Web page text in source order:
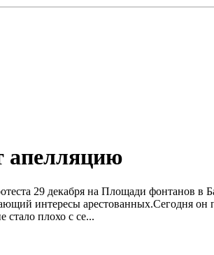
апелляцию
29 декабря на Площади фонтанов в
интересы арестованных.Сегодня он
стало плохо с се...